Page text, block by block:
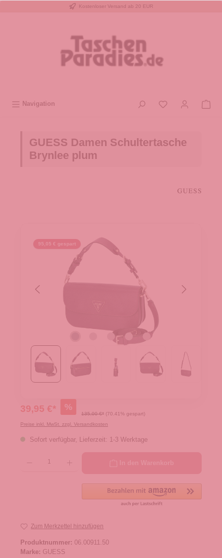
Kostenloser Versand ab 20 EUR
Navigation
GUESS Damen Schultertasche
Brynlee plum
95,05 € gespart
39,95 €* %
135,00 €* (70.41% gespart)
Preise inkl. MwSt. zzgl. Versandkosten
Sofort verfügbar, Lieferzeit: 1-3 Werktage
Zum Merkzettel hinzufügen
Produktnummer: 06.00911.50
Marke: GUESS